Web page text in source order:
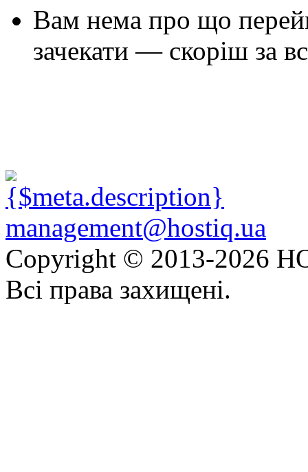
Вам нема про що
зачекати — скоріш за
management@hostiq.ua
Copyright © 2013-2026
Всі права захищені.